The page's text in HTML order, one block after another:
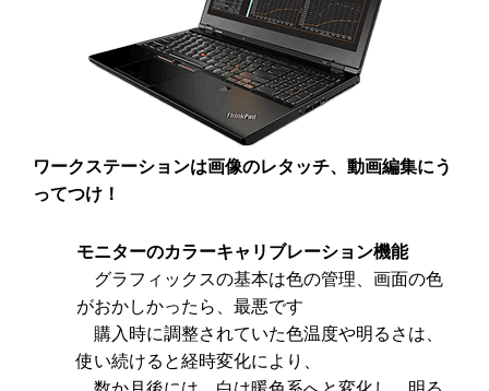
ワークステーションは画像のレタッチ、動画編集にう
ってつけ！
モニターのカラーキャリブレーション機能
グラフィックスの基本は色の管理、画面の色
がおかしかったら、最悪です
購入時に調整されていた色温度や明るさは、
使い続けると経時変化により、